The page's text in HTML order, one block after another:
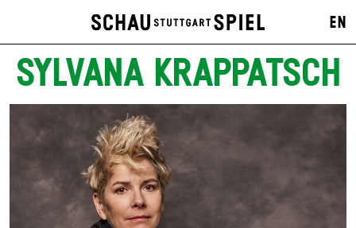
EN
SYLVANA KRAPPATSCH